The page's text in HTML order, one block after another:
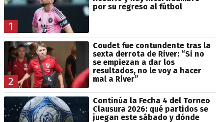
1
por su regreso al fútbol
2
Coudet fue contundente tras la
sexta derrota de River: “Si no
se empiezan a dar los
resultados, no le voy a hacer
mal a River”
Continúa la Fecha 4 del Torneo
Clausura 2026: qué partidos se
juegan este sábado y dónde